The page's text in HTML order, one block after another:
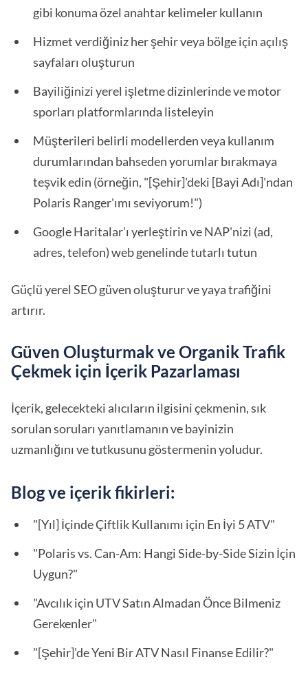
gibi konuma özel anahtar kelimeler kullanın
Hizmet verdiğiniz her şehir veya bölge için açılış
sayfaları oluşturun
Bayiliğinizi yerel işletme dizinlerinde ve motor
sporları platformlarında listeleyin
Müşterileri belirli modellerden veya kullanım
durumlarından bahseden yorumlar bırakmaya
teşvik edin (örneğin, "[Şehir]'deki [Bayi Adı]'ndan
Polaris Ranger'ımı seviyorum!")
Google Haritalar'ı yerleştirin ve NAP'nizi (ad,
adres, telefon) web genelinde tutarlı tutun
Güçlü yerel SEO güven oluşturur ve yaya trafiğini
artırır.
Güven Oluşturmak ve Organik Trafik
Çekmek için İçerik Pazarlaması
İçerik, gelecekteki alıcıların ilgisini çekmenin, sık
sorulan soruları yanıtlamanın ve bayinizin
uzmanlığını ve tutkusunu göstermenin yoludur.
Blog ve içerik fikirleri:
"[Yıl] İçinde Çiftlik Kullanımı için En İyi 5 ATV"
"Polaris vs. Can-Am: Hangi Side-by-Side Sizin İçin
Uygun?"
"Avcılık için UTV Satın Almadan Önce Bilmeniz
Gerekenler"
"[Şehir]'de Yeni Bir ATV Nasıl Finanse Edilir?"